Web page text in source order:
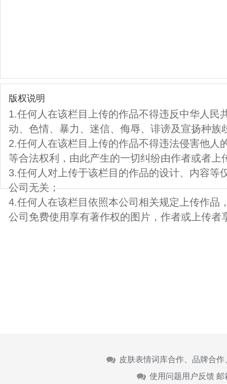
版权说明
1.任何人在该栏目上传的作品不得违反中华人民
动、色情、暴力、迷信、侮辱、诽谤及宣扬种族
2.任何人在该栏目上传的作品不得违法侵害他人
等合法权利，由此产生的一切纠纷由作者或者上
3.任何人对上传于该栏目的作品的设计、内容等
公司无关；
4.任何人在该栏目依照本公司相关规定上传作品
公司免费使用享有著作权的图片，作者或上传者
皮肤表情词库合作、品牌合
使用问题用户反馈 邮